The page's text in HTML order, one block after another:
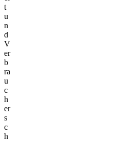
t
u
n
d
V
er
b
ra
u
c
h
er
s
c
h